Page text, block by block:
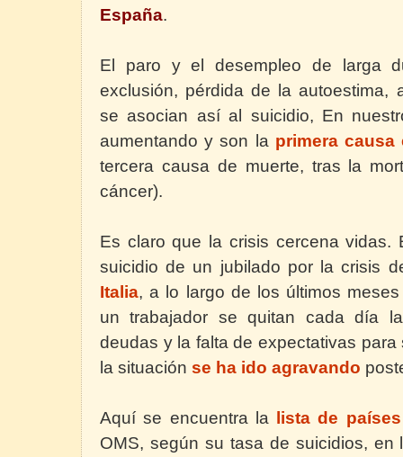
España.
El paro y el desempleo de larga
exclusión, pérdida de la autoestima,
se asocian así al suicidio, En
aumentando y son la primera
tercera causa de muerte, tras la
cáncer).
Es claro que la crisis cercena vidas.
suicidio de un jubilado por la crisis
Italia, a lo largo de los últimos
un trabajador se quitan cada día
deudas y la falta de expectativas
la situación se ha ido agravando
Aquí se encuentra la lista de países
OMS, según su tasa de suicidios,